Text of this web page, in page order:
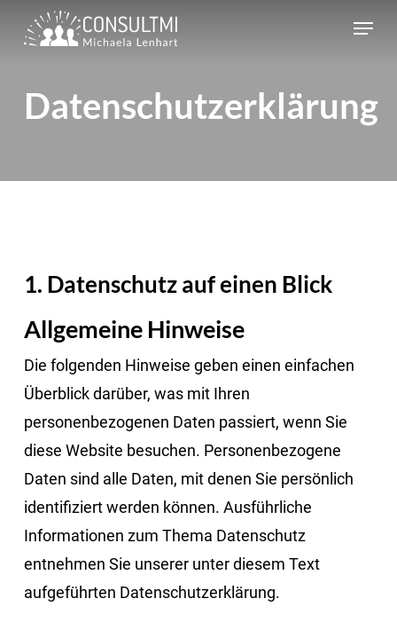
content
Menu
Datenschutzerklärung
1. Datenschutz auf einen Blick
Allgemeine Hinweise
Die folgenden Hinweise geben einen einfachen
Überblick darüber, was mit Ihren
personenbezogenen Daten passiert, wenn Sie
diese Website besuchen. Personenbezogene
Daten sind alle Daten, mit denen Sie persönlich
identifiziert werden können. Ausführliche
Informationen zum Thema Datenschutz
entnehmen Sie unserer unter diesem Text
aufgeführten Datenschutzerklärung.